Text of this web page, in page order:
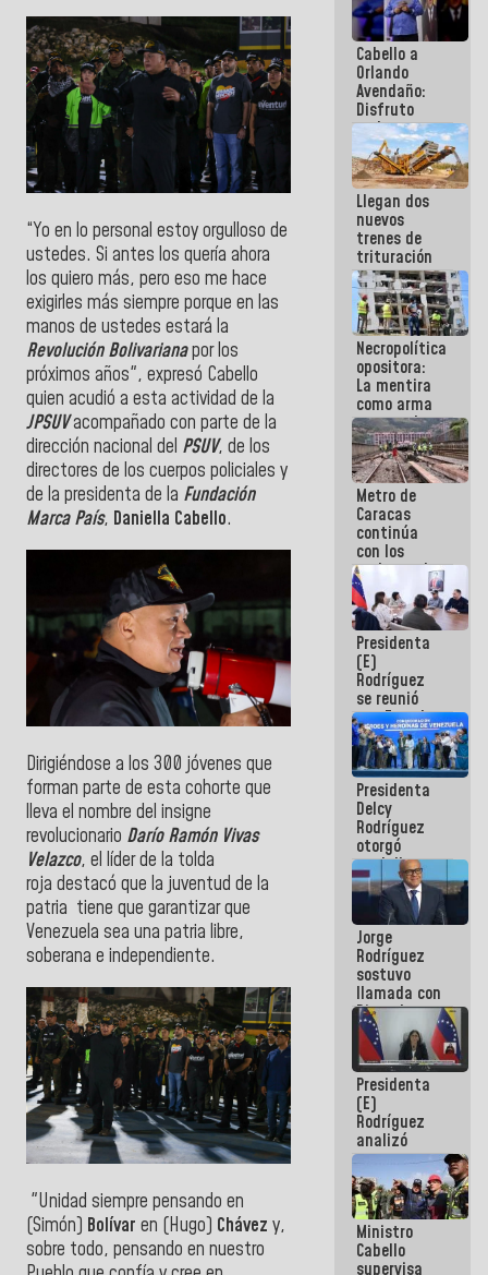
“Yo en lo personal estoy orgulloso de
ustedes. Si antes los quería ahora
los quiero más, pero eso me hace
exigirles más siempre porque en las
manos de ustedes estará la
Revolución Bolivarianapor los
próximos años", expresó Cabello
quien acudió a esta actividad de la
JPSUVacompañado con parte de la
dirección nacional del PSUV, de los
directores de los cuerpos policiales y
de la presidenta de la Fundación
Marca País, Daniella Cabello.
Dirigiéndose a los 300 jóvenes que
forman parte de esta cohorte que
lleva el nombre del insigne
revolucionario Darío Ramón Vivas
Velazco, el líder de la tolda
roja destacó que la juventud de la
patria tiene que garantizar que
Venezuela sea una patria libre,
soberana e independiente.
"Unidad siempre pensando en
(Simón) Bolívar en (Hugo) Chávez y,
sobre todo, pensando en nuestro
Cabello a
Orlando
Avendaño:
Disfruto
cada vez
que escribes
porque lo
que haces
es
embarrarla
Llegan dos
nuevos
trenes de
trituración
para
optimizar
manejo de
escombros
en La Guaira
Necropolítica
opositora:
La mentira
como arma
contra el
Pueblo
Metro de
Caracas
continúa
con los
trabajos de
mantenimiento
e inspección
en la Línea 2
Presidenta
(E)
Rodríguez
se reunió
con Estado
Mayor
Eléctrico
para
abordar
planes de
acción
Presidenta
Delcy
Rodríguez
otorgó
medalla
"Héroe de
Venezuela"
a servidores
públicos
Jorge
Rodríguez
sostuvo
llamada con
Dinorah
Figuera y
acuerdan
primer
encuentro
presencial
para el
diálogo
Presidenta
(E)
Rodríguez
analizó
junto a
gobernadores
planes de
recuperación
del Sistema
Eléctrico
Ministro
Cabello
supervisa